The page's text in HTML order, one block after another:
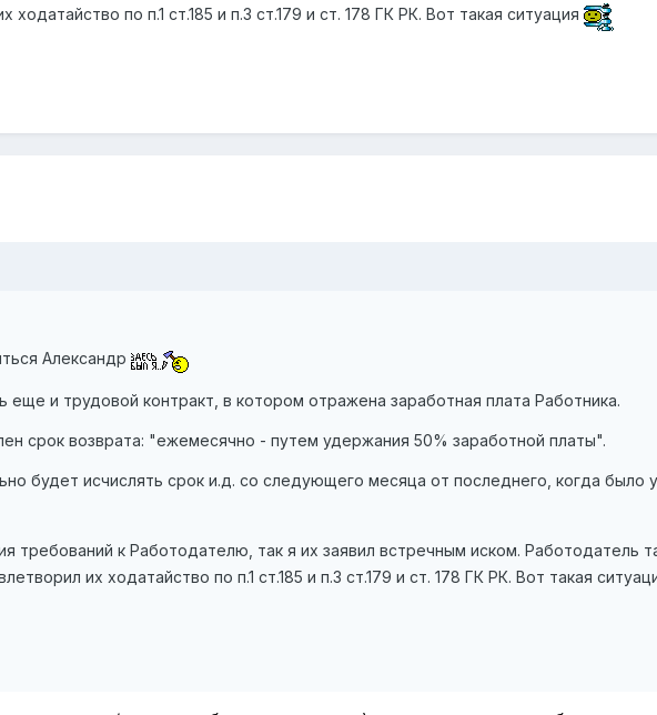
ходатайство по п.1 ст.185 и п.3 ст.179 и ст. 178 ГК РК. Вот такая ситуация
Александр
и трудовой контракт, в котором отражена заработная плата Работника.
срок возврата: "ежемесячно - путем удержания 50% заработной платы".
будет исчислять срок и.д. со следующего месяца от последнего, когда было
требований к Работодателю, так я их заявил встречным иском. Работодатель
их ходатайство по п.1 ст.185 и п.3 ст.179 и ст. 178 ГК РК. Вот такая